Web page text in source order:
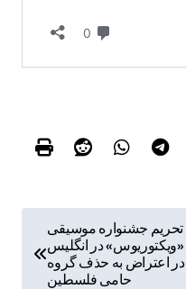
تحریم جشنواره موسیقی
«ویکتوریوس» در انگلیس
در اعتراض به حذف گروه
حامی فلسطین